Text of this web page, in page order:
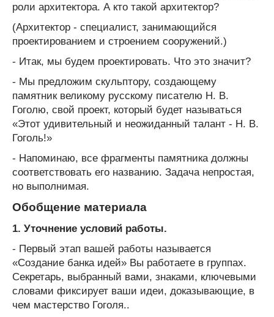
роли архитектора. А кто такой архитектор?
(Архитектор - специалист, занимающийся
проектированием и строением сооружений.)
- Итак, мы будем проектировать. Что это значит?
- Мы предложим скульптору, создающему
памятник великому русскому писателю Н. В.
Гоголю, свой проект, который будет называться
«Этот удивительный и неожиданный талант - Н. В.
Гоголь!»
- Напоминаю, все фрагменты памятника должны
соответствовать его названию. Задача непростая,
но выполнимая.
Обобщение материала
1. Уточнение условий работы.
- Первый этап вашей работы называется
«Создание банка идей» Вы работаете в группах.
Секретарь, выбранный вами, знаками, ключевыми
словами фиксирует ваши идеи, доказывающие, в
чем мастерство Гоголя..